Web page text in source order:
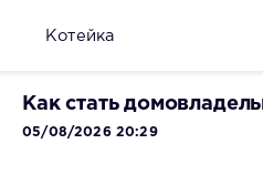
Котейка
Как стать
05/08/2026 20:29